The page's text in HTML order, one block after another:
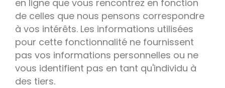
en ligne que vous rencontrez en fonction
de celles que nous pensons correspondre
à vos intérêts. Les informations utilisées
pour cette fonctionnalité ne fournissent
pas vos informations personnelles ou ne
vous identifient pas en tant qu'individu à
des tiers.